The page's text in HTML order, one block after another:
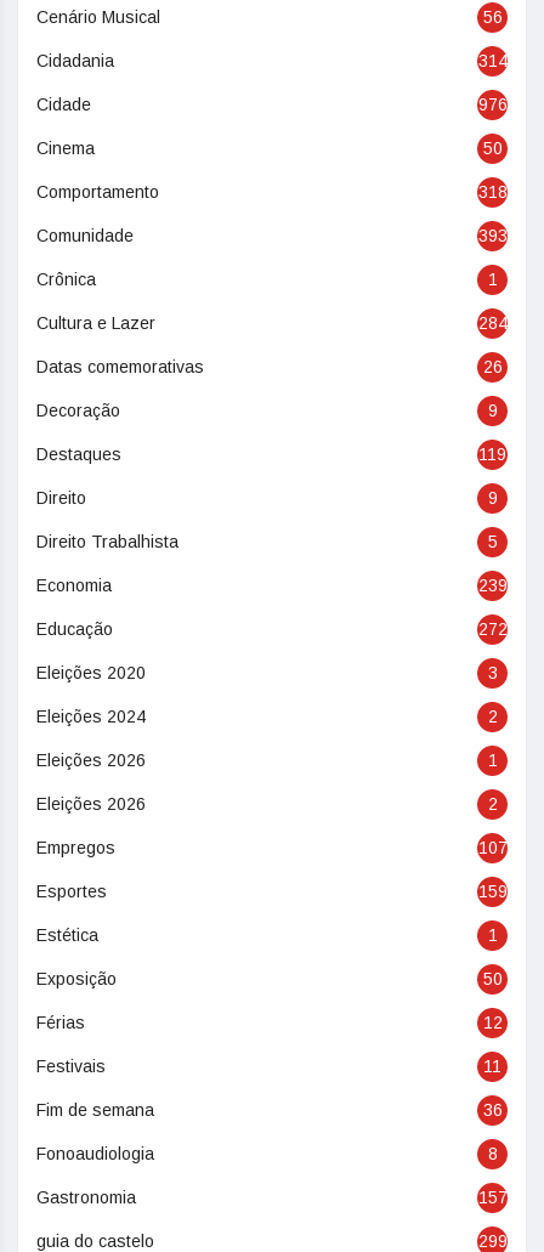
Cenário Musical 56
Cidadania 314
Cidade 976
Cinema 50
Comportamento 318
Comunidade 393
Crônica 1
Cultura e Lazer 284
Datas comemorativas 26
Decoração 9
Destaques 119
Direito 9
Direito Trabalhista 5
Economia 239
Educação 272
Eleições 2020 3
Eleições 2024 2
Eleições 2026 1
Eleições 2026 2
Empregos 107
Esportes 159
Estética 1
Exposição 50
Férias 12
Festivais 11
Fim de semana 36
Fonoaudiologia 8
Gastronomia 157
guia do castelo 299